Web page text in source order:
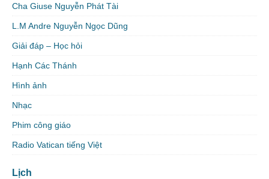
Cha Giuse Nguyễn Phát Tài
L.M Andre Nguyễn Ngọc Dũng
Giải đáp – Học hỏi
Hạnh Các Thánh
Hình ảnh
Nhạc
Phim công giáo
Radio Vatican tiếng Việt
Lịch